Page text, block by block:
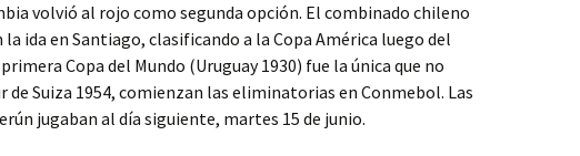
volvió al rojo como segunda opción. El combinado chileno
ida en Santiago, clasificando a la Copa América luego del
Copa del Mundo (Uruguay 1930) fue la única que no
Suiza 1954, comienzan las eliminatorias en Conmebol. Las
jugaban al día siguiente, martes 15 de junio.